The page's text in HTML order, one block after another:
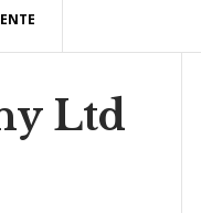
Ltd